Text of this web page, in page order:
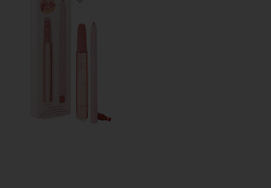
Favorite MARACUJA JUICY LIP PLUMP PERFECTION